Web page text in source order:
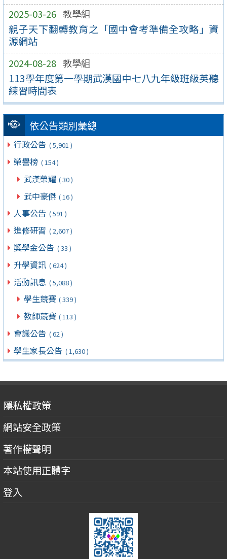
2025-03-26 教學組
親子天下翻轉教育之「國中會考準備全攻略」資
源網站
2024-08-28 教學組
113學年度第一學期武漢國中七八九年級班級英聽
練習時間表
依公告類別彙總
行政公告 ( 5,901 )
榮譽榜 ( 154 )
武漢榮耀 ( 30 )
武中豪傑 ( 16 )
人事公告 ( 591 )
進修研習 ( 2,607 )
獎學金公告 ( 33 )
升學資訊 ( 624 )
活動訊息 ( 5,088 )
學生競賽 ( 339 )
教師競賽 ( 113 )
會議公告 ( 62 )
學生家長公告 ( 1,630 )
隱私權政策
網站安全政策
著作權聲明
本站使用正體字
登入